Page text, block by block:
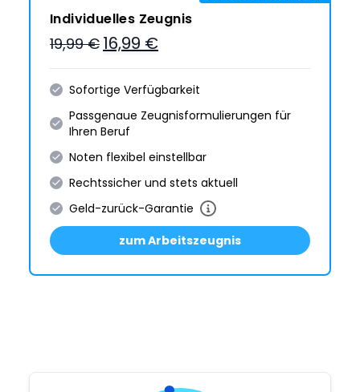
Individuelles Zeugnis
19,99 € 16,99 €
Sofortige Verfügbarkeit
Passgenaue Zeugnis­formulie­rungen für
Ihren Beruf
Noten flexibel einstellbar
Rechtssicher und stets aktuell
Geld-zurück-Garantie
zum Arbeitszeugnis